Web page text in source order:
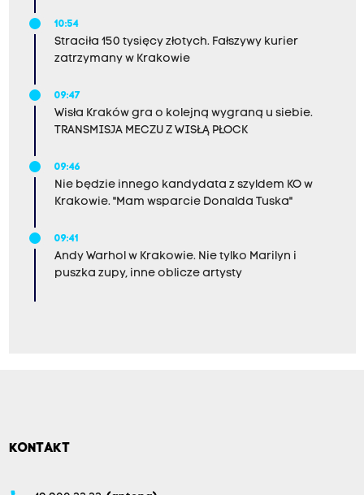
10:54
Straciła 150 tysięcy złotych. Fałszywy kurier
zatrzymany w Krakowie
09:47
Wisła Kraków gra o kolejną wygraną u siebie.
TRANSMISJA MECZU Z WISŁĄ PŁOCK
09:46
Nie będzie innego kandydata z szyldem KO w
Krakowie. "Mam wsparcie Donalda Tuska"
09:41
Andy Warhol w Krakowie. Nie tylko Marilyn i
puszka zupy, inne oblicze artysty
KONTAKT